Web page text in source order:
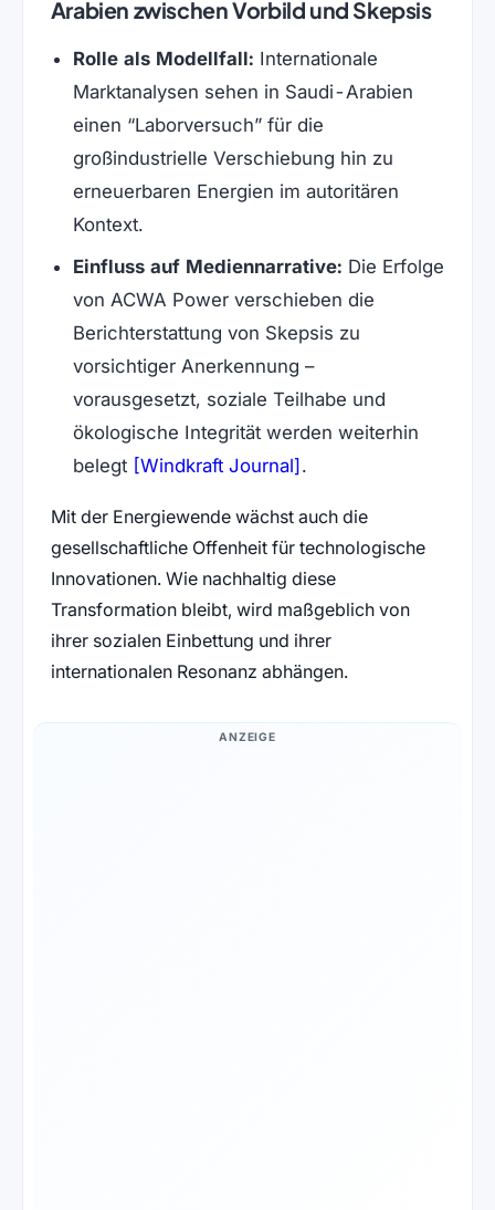
Arabien zwischen Vorbild und Skepsis
Rolle als Modellfall: Internationale
Marktanalysen sehen in Saudi-Arabien
einen “Laborversuch” für die
großindustrielle Verschiebung hin zu
erneuerbaren Energien im autoritären
Kontext.
Einfluss auf Mediennarrative: Die Erfolge
von ACWA Power verschieben die
Berichterstattung von Skepsis zu
vorsichtiger Anerkennung –
vorausgesetzt, soziale Teilhabe und
ökologische Integrität werden weiterhin
belegt [Windkraft Journal] (öffnet in neuem Tab)
.
Mit der Energiewende wächst auch die
gesellschaftliche Offenheit für technologische
Innovationen. Wie nachhaltig diese
Transformation bleibt, wird maßgeblich von
ihrer sozialen Einbettung und ihrer
internationalen Resonanz abhängen.
ANZEIGE